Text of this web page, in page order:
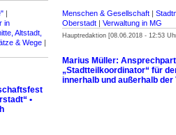
|
in
Altstadt,
& Wege |
•
Menschen & Gesellschaft |
Oberstadt | Verwaltung in MG
Hauptredaktion [08.06.2018 - 12:53
Marius Müller:
„Stadtteilkoordinator“ für
innerhalb und außerhalb der